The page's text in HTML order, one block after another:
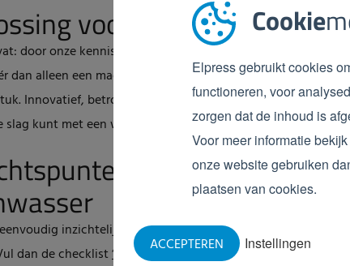
Cookie
Elpress gebruikt cookies
functioneren, voor
zorgen dat de inhoud is
Voor meer informatie
onze website gebruiken
plaatsen van cookies.
Instellingen
ACCEPTEREN
voor uw
door onze kennis, expertise en ervaring in de totale
dan alleen een machine of systeem. We bieden een
Innovatief, betrouwbaar, efficiënt en uiteraard tegen een
slag kunt met een wasser die perfect bij uw bedrijf past.
bij de aanschaf
inzichtelijk maken waar u aan moet denken als u
dan de checklist‘Aandachtspunten bij aanschaf van een